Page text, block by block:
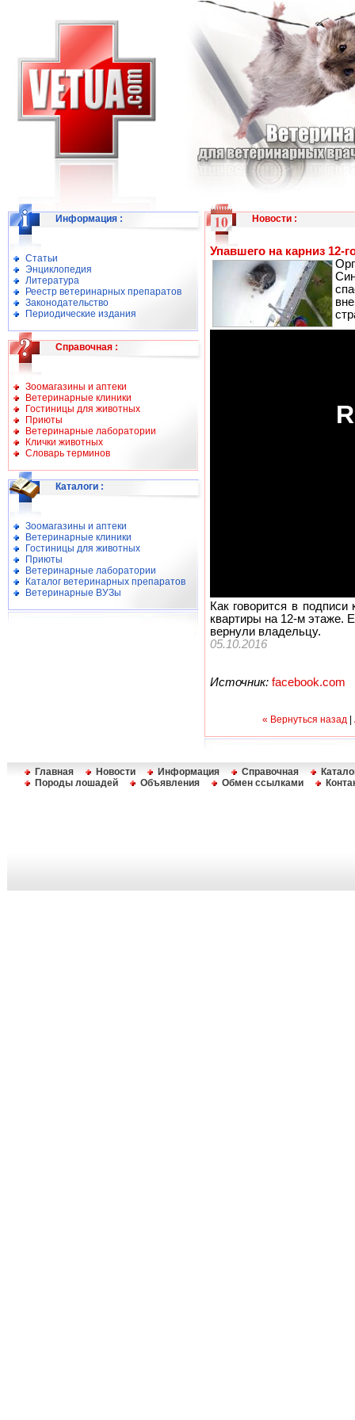
Информация :
Статьи
Энциклопедия
Литература
Реестр ветеринарных препаратов
Законодательство
Периодические издания
Справочная :
Зоомагазины и аптеки
Ветеринарные клиники
Гостиницы для животных
Приюты
Ветеринарные лаборатории
Клички животных
Словарь терминов
Каталоги :
Зоомагазины и аптеки
Ветеринарные клиники
Гостиницы для животных
Приюты
Ветеринарные лаборатории
Каталог ветеринарных препаратов
Ветеринарные ВУЗы
Новости:
Упавшего на карниз 12-
Как говорится в подписи
квартиры на 12-м этаже.
вернули владельцу.
05.10.2016
Источник: facebook.com
« Вернуться назад
Главная Новости Информация Справочная
Породы лошадей
Объявления Обмен ссылками